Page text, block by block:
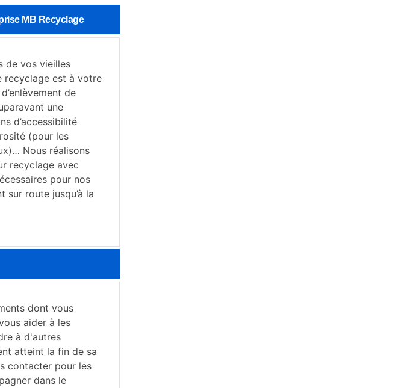
MB Recyclage
de vos vieilles
recyclage est à votre
de
une
d’accessibilité
(pour les
Nous réalisons
recyclage avec
pour nos
sur route jusqu’à la
dont vous
aider à les
à d'autres
atteint la fin de sa
contacter pour les
dans le